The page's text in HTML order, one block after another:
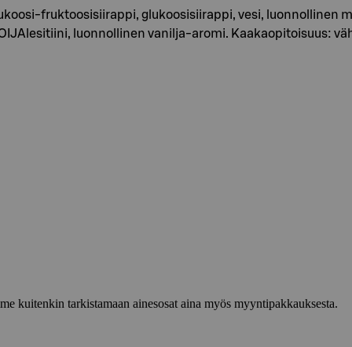
fruktoosisiirappi, glukoosisiirappi, vesi, luonnollinen
luonnollinen vanilja-aromi. Kaakaopitoisuus:
kuitenkin tarkistamaan ainesosat aina myös myyntipakkauksesta.